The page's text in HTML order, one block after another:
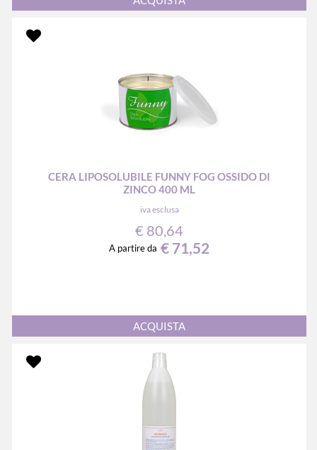
CERA LIPOSOLUBILE FUNNY FOG OSSIDO DI
ZINCO 400 ML
iva esclusa
€ 80,64
A partire da € 71,52
Quantità
ACQUISTA